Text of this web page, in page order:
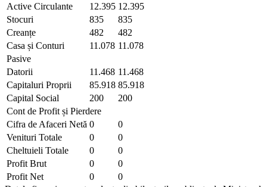
Active Circulante
12.395 12.395
Stocuri
835
835
Creanțe
482
482
Casa și Conturi
11.078 11.078
Pasive
Datorii
11.468 11.468
Capitaluri Proprii
85.918 85.918
Capital Social
200
200
Cont de Profit și Pierdere
Cifra de Afaceri Netă 0
0
Venituri Totale
0
0
Cheltuieli Totale
0
0
Profit Brut
0
0
Profit Net
0
0